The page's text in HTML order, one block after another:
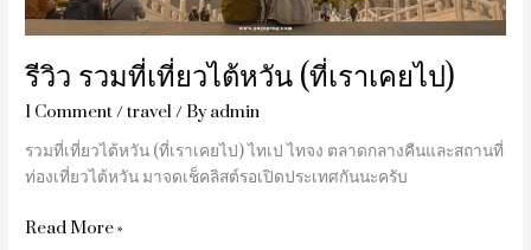
รีวิว รวมที่เที่ยวไต้หวัน (ที่เราเคยไป)
1 Comment/travel/ Byadmin
รวมที่เที่ยวไต้หวัน (ที่เราเคยไป) ไทเป ไทจง ตลาดกลางคืนและสถานที่
ท่องเที่ยวไต้หวัน มาจดเช็คลิสต์รอเปิดประเทศกันนะครับ
Read More »